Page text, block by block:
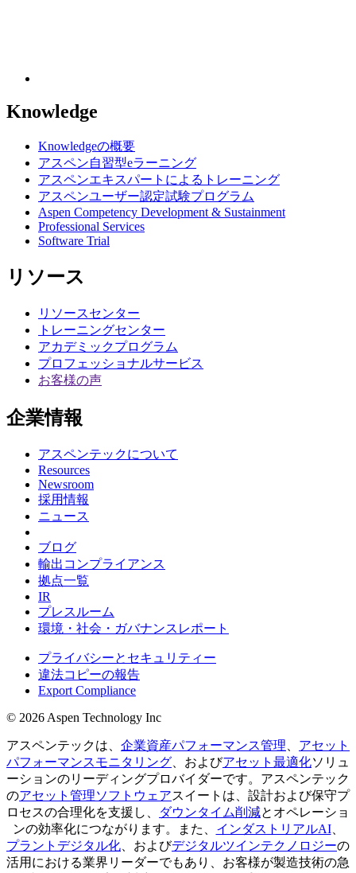
Knowledge
Knowledgeの概要
アスペン自習型eラーニング
アスペンエキスパートによるトレーニング
アスペンユーザー認定試験プログラム
Aspen Competency Development & Sustainment
Professional Services
Software Trial
リソース
リソースセンター
トレーニングセンター
アカデミックプログラム
プロフェッショナルサービス
お客様の声
企業情報
アスペンテックについて
Resources
Newsroom
採用情報
ニュース
ブログ
輸出コンプライアンス
拠点一覧
IR
プレスルーム
環境・社会・ガバナンスレポート
プライバシーとセキュリティー
違法コピーの報告
Export Compliance
© 2026 Aspen Technology Inc
アスペンテックは、 企業資産パフォーマンス管理
アセット
パフォーマンスモニタリング 、およびアセット最適化ソリュ
ーションのリーディングプロバイダーです。アスペンテック
のアセット管理ソフトウェアスイートは、設計および保守プ
ロセスの合理化を支援し、
ダウンタイム削減とオペレーショ
ンの効率化につながります。また、 インダストリアルAI、
プラントデジタル化 、およびデジタルツインテクノロジーの
活用における業界リーダーでもあり、お客様が製造技術の急